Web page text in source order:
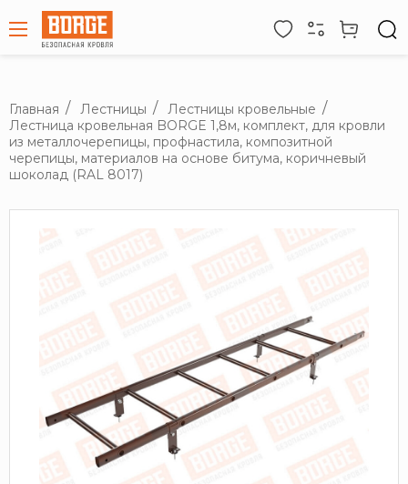
Главная Лестницы
Лестницы кровельные
Лестница кровельная BORGE 1,8м, комплект, для кровли
из металлочерепицы, профнастила, композитной
черепицы, материалов на основе битума, коричневый
шоколад (RAL 8017)